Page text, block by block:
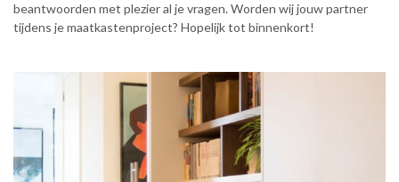
beantwoorden met plezier al je vragen. Worden wij jouw partner
tijdens je maatkastenproject? Hopelijk tot binnenkort!